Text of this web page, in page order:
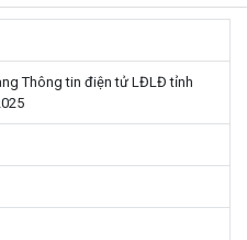
Thông tin điện tử LĐLĐ tỉnh